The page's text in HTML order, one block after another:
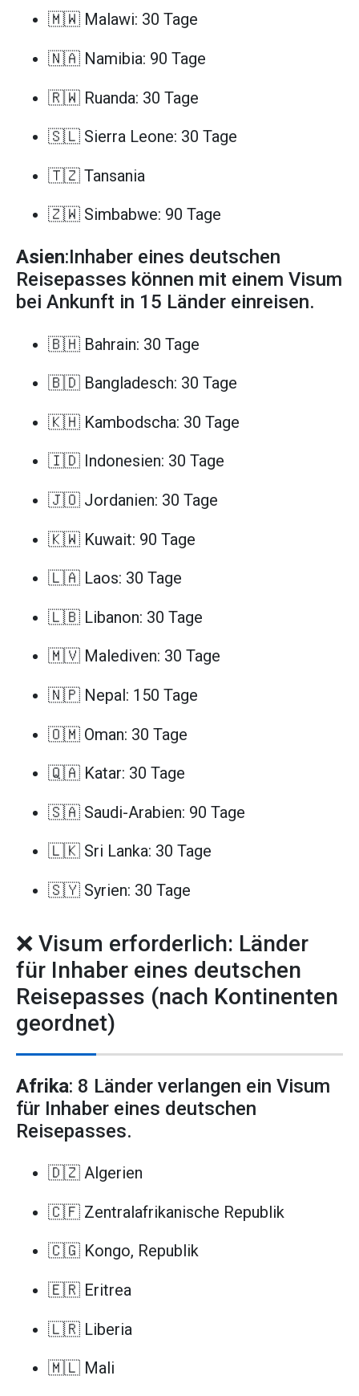
🇲🇼 Malawi: 30 Tage
🇳🇦 Namibia: 90 Tage
🇷🇼 Ruanda: 30 Tage
🇸🇱 Sierra Leone: 30 Tage
🇹🇿 Tansania
🇿🇼 Simbabwe: 90 Tage
Asien:Inhaber eines deutschen
Reisepasses können mit einem Visum
bei Ankunft in 15 Länder einreisen.
🇧🇭 Bahrain: 30 Tage
🇧🇩 Bangladesch: 30 Tage
🇰🇭 Kambodscha: 30 Tage
🇮🇩 Indonesien: 30 Tage
🇯🇴 Jordanien: 30 Tage
🇰🇼 Kuwait: 90 Tage
🇱🇦 Laos: 30 Tage
🇱🇧 Libanon: 30 Tage
🇲🇻 Malediven: 30 Tage
🇳🇵 Nepal: 150 Tage
🇴🇲 Oman: 30 Tage
🇶🇦 Katar: 30 Tage
🇸🇦 Saudi-Arabien: 90 Tage
🇱🇰 Sri Lanka: 30 Tage
🇸🇾 Syrien: 30 Tage
❌ Visum erforderlich: Länder
für Inhaber eines deutschen
Reisepasses (nach Kontinenten
geordnet)
Afrika: 8 Länder verlangen ein Visum
für Inhaber eines deutschen
Reisepasses.
🇩🇿 Algerien
🇨🇫 Zentralafrikanische Republik
🇨🇬 Kongo, Republik
🇪🇷 Eritrea
🇱🇷 Liberia
🇲🇱 Mali